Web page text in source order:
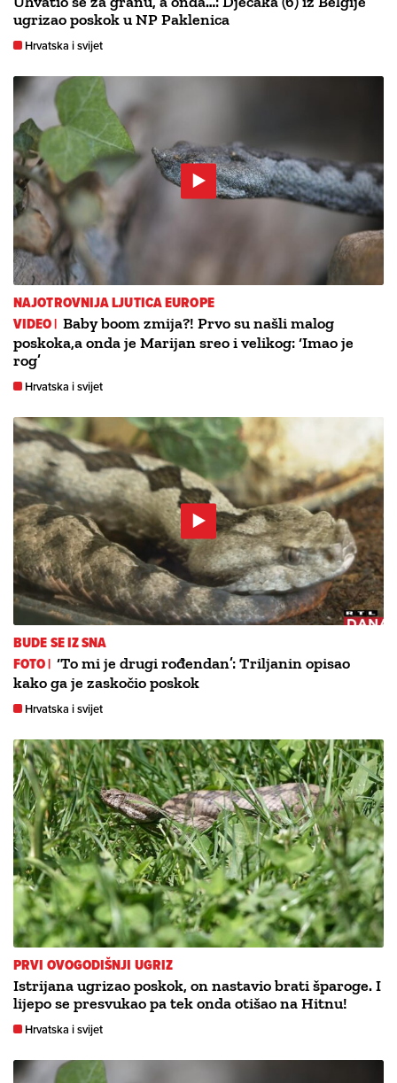
ugrizao poskok u NP Paklenica
Hrvatska i svijet
NAJOTROVNIJA LJUTICA EUROPE
VIDEO | Baby boom zmija?! Prvo su našli malog
poskoka,a onda je Marijan sreo i velikog: ‘Imao je
rog’
Hrvatska i svijet
BUDE SE IZ SNA
FOTO | ‘To mi je drugi rođendan’: Triljanin opisao
kako ga je zaskočio poskok
Hrvatska i svijet
PRVI OVOGODIŠNJI UGRIZ
Istrijana ugrizao poskok, on nastavio brati šparoge. I
lijepo se presvukao pa tek onda otišao na Hitnu!
Hrvatska i svijet